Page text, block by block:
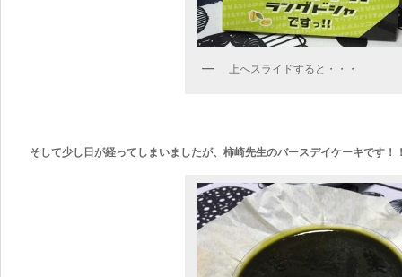
上へスライドすると・・・
そして少し日が経ってしまいましたが、柿崎先生のバースデイケーキです！